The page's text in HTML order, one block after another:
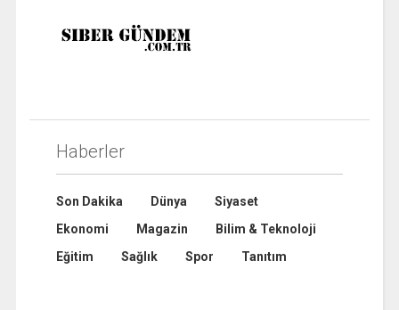
Haberler
Son Dakika Dünya
Siyaset
Ekonomi
Magazin
Bilim & Teknoloji
Eğitim
Sağlık Spor Tanıtım